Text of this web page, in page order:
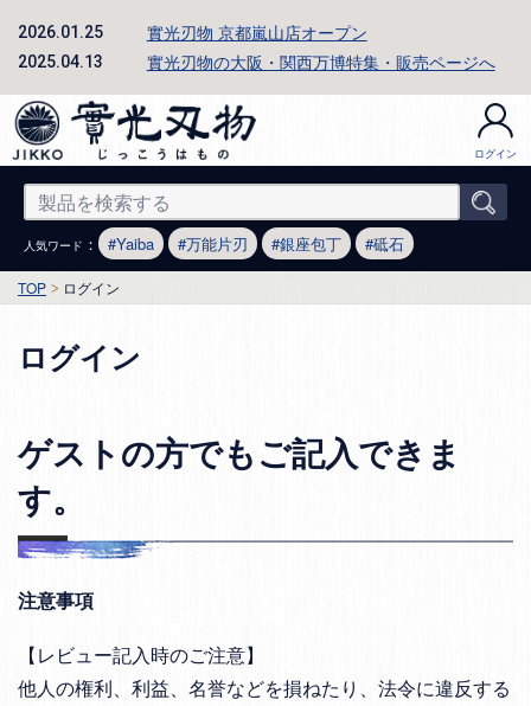
2026.01.25 實光刃物 京都嵐山店オープン
2025.04.13 實光刃物の大阪・関西万博特集・販売ページへ
ログイン
人気ワード ： Yaiba 万能片刃 銀座包丁 砥石
TOP ログイン
ログイン
ゲストの方でもご記入できま
す。
注意事項
【レビュー記入時のご注意】
他人の権利、利益、名誉などを損ねたり、法令に違反する